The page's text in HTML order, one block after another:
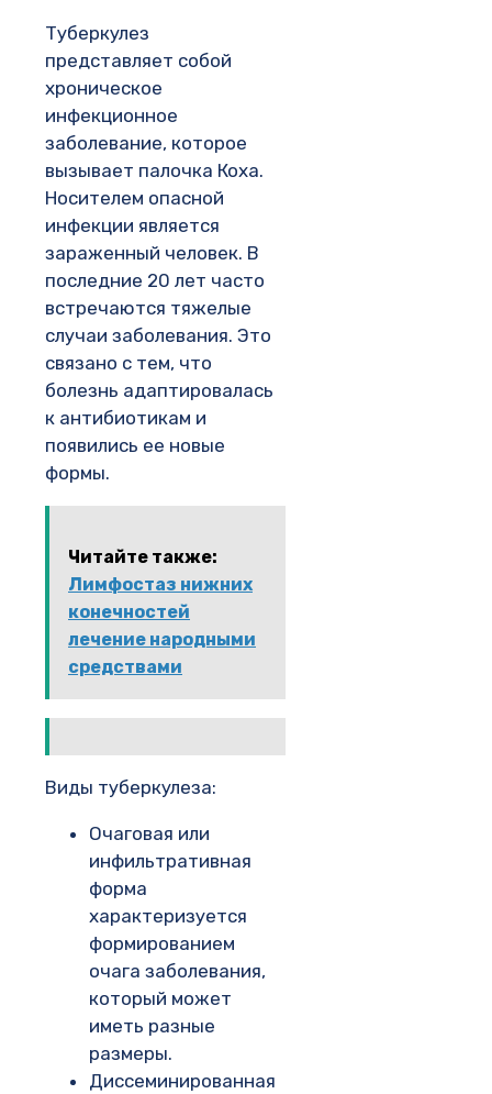
Туберкулез
представляет собой
хроническое
инфекционное
заболевание, которое
вызывает палочка Коха.
Носителем опасной
инфекции является
зараженный человек. В
последние 20 лет часто
встречаются тяжелые
случаи заболевания. Это
связано с тем, что
болезнь адаптировалась
к антибиотикам и
появились ее новые
формы.
Читайте также:
Лимфостаз нижних
конечностей
лечение народными
средствами
Виды туберкулеза:
Очаговая или
инфильтративная
форма
характеризуется
формированием
очага заболевания,
который может
иметь разные
размеры.
Диссеминированная